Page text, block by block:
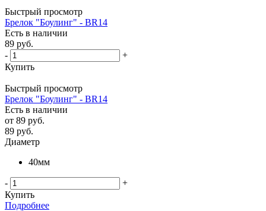
Быстрый просмотр
Брелок "Боулинг" - BR14
Есть в наличии
89 руб.
-
+
Купить
Быстрый просмотр
Брелок "Боулинг" - BR14
Есть в наличии
от 89 руб.
89 руб.
Диаметр
40мм
-
+
Купить
Подробнее